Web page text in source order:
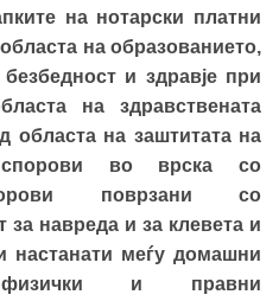
на нотарски платни
на образованието,
и здравје при
на здравствената
областа на заштитата на
спорови во врска со
поврзани со
за навреда и за клевета и
настанати меѓу домашни
и правни